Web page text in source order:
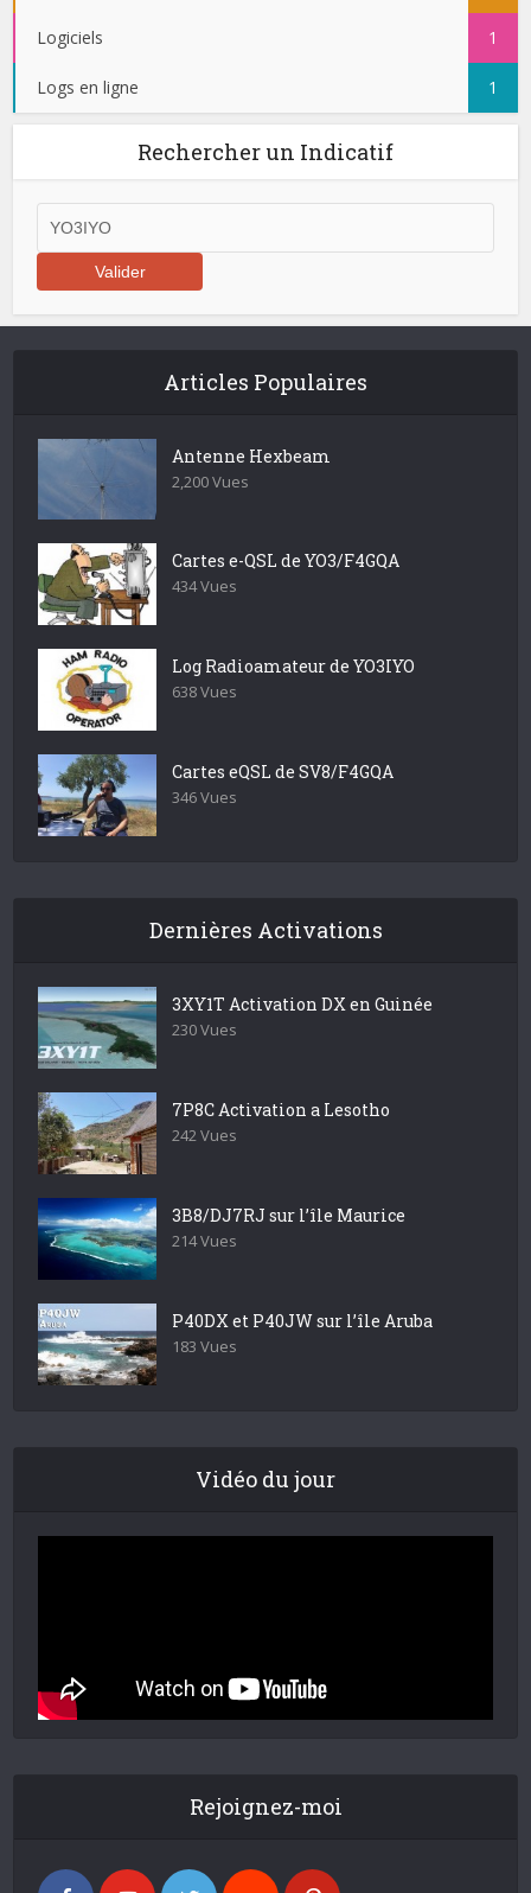
Logiciels 1
Logs en ligne 1
Rechercher un Indicatif
Articles Populaires
Antenne Hexbeam
2,200 Vues
Cartes e-QSL de YO3/F4GQA
434 Vues
Log Radioamateur de YO3IYO
638 Vues
Cartes eQSL de SV8/F4GQA
346 Vues
Dernières Activations
3XY1T Activation DX en Guinée
230 Vues
7P8C Activation a Lesotho
242 Vues
3B8/DJ7RJ sur l’île Maurice
214 Vues
P40DX et P40JW sur l’île Aruba
183 Vues
Vidéo du jour
Rejoignez-moi